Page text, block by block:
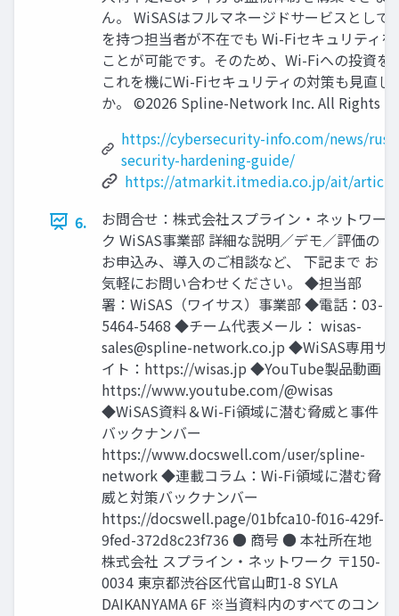
ん。 WiSASはフルマネージドサービスとして
を持つ担当者が不在でも Wi-Fiセキュリティ
ことが可能です。そのため、Wi-Fiへの投資
これを機にWi-Fiセキュリティの対策も見直
か。 ©2026 Spline-Network Inc. All Rights
https://cybersecurity-info.com/news/
security-hardening-guide/
https://atmarkit.itmedia.co.jp/ait/
6.
お問合せ：株式会社スプライン・ネットワー
ク WiSAS事業部 詳細な説明／デモ／評価の
お申込み、導入のご相談など、 下記まで お
気軽にお問い合わせください。 ◆担当部
署：WiSAS（ワイサス）事業部 ◆電話：03-
5464-5468 ◆チーム代表メール： wisas-
sales@spline-network.co.jp ◆WiSAS専用サ
イト：https://wisas.jp ◆YouTube製品動画 :
https://www.youtube.com/@wisas
◆WiSAS資料＆Wi-Fi領域に潜む脅威と事件
バックナンバー
https://www.docswell.com/user/spline-
network ◆連載コラム：Wi-Fi領域に潜む脅
威と対策バックナンバー
https://docswell.page/01bfca10-f016-429f-
9fed-372d8c23f736 ● 商号 ● 本社所在地
株式会社 スプライン・ネットワーク 〒150-
0034 東京都渋谷区代官山町1-8 SYLA
DAIKANYAMA 6F ※当資料内のすべてのコン